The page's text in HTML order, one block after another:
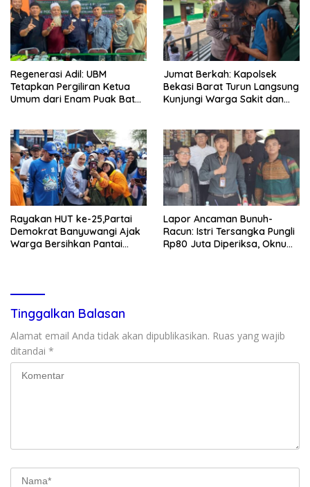
Regenerasi Adil: UBM
Tetapkan Pergiliran Ketua
Umum dari Enam Puak Batak
Jumat Berkah: Kapolsek
Bekasi Barat Turun Langsung
Kunjungi Warga Sakit dan
Rayakan HUT ke-25,Partai
Demokrat Banyuwangi Ajak
Warga Bersihkan Pantai
Lapor Ancaman Bunuh-
Racun: Istri Tersangka Pungli
Rp80 Juta Diperiksa, Oknum
Tinggalkan Balasan
Alamat email Anda tidak akan dipublikasikan. Ruas yang wajib
ditandai *